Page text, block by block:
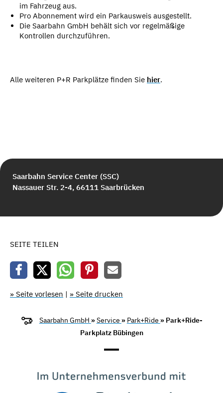
im Fahrzeug aus.
Pro Abonnement wird ein Parkausweis ausgestellt.
Die Saarbahn GmbH behält sich vor regelmäßige
Kontrollen durchzuführen.
Alle weiteren P+R Parkplätze finden Sie hier.
Saarbahn Service Center (SSC)
Nassauer Str. 2-4, 66111 Saarbrücken
SEITE TEILEN
» Seite vorlesen | » Seite drucken
Saarbahn GmbH »Service » Park+Ride » Park+Ride-
Parkplatz Bübingen